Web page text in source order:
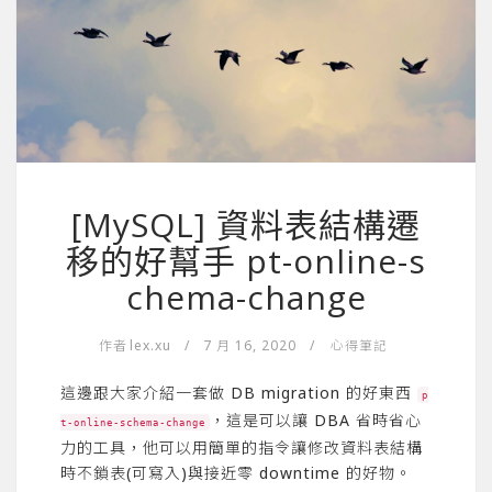
[MySQL] 資料表結構遷
移的好幫手 pt-online-s
chema-change
作者 lex.xu / 7 月 16, 2020 / 心得筆記
這邊跟大家介紹一套做 DB migration 的好東西 p
t-online-schema-change
，這是可以讓 DBA 省時省心
力的工具，他可以用簡單的指令讓修改資料表結構
時不鎖表(可寫入)與接近零 downtime 的好物。